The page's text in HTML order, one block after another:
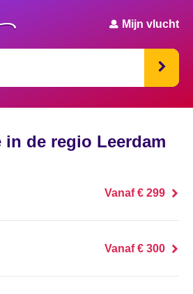
Mijn vlucht
in de regio Leerdam
Vanaf € 299
Vanaf € 300